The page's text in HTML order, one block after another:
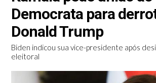
Democrata para
Donald Trump
Biden indicou sua vice-presidente após
eleitoral